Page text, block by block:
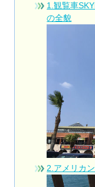
1.観覧車
の全貌
2.アメリカ